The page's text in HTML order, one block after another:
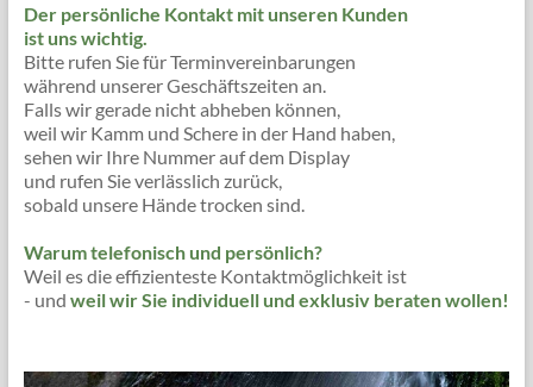
Der persönliche Kontakt mit unseren Kunden
ist uns wichtig.
Bitte rufen Sie für Terminvereinbarungen
während unserer Geschäftszeiten an.
Falls wir gerade nicht abheben können,
weil wir Kamm und Schere in der Hand haben,
sehen wir Ihre Nummer auf dem Display
und rufen Sie verlässlich zurück,
sobald unsere Hände trocken sind.
Warum telefonisch und persönlich?
Weil es die effizienteste Kontaktmöglichkeit ist
- und weil wir Sie individuell und exklusiv beraten wollen!